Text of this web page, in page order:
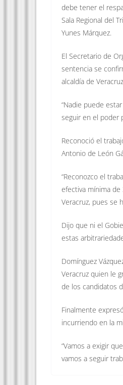
debe tener el
Sala Regional del
Yunes Márquez.
El Secretario de
sentencia se
alcaldía de
“Nadie puede
seguir en el poder
Reconoció el
Antonio de León
“Reconozco el
efectiva mínima
Veracruz, pues se
Dijo que ni el
estas
Domínguez
Veracruz quien le
de los candidatos
Finalmente
incurriendo en la
“Vamos a exigir
vamos a seguir